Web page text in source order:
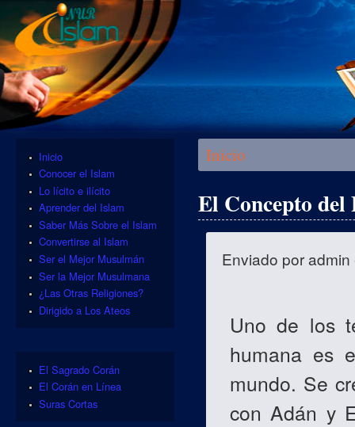
Se encuentra usted aquí
Inicio
El Concepto del
Enviado poradmin
Uno de los
humana es
mundo. Se
con Adán y
Inicio
Conocer el Islam
Lo lícito e ilícito
Aprender del Islam
Saber Más Sobre el Islam
Convertirse al Islam
Ser el Mejor Musulmán
Ser la Mejor Musulmana
¿Las Otras Religiones?
Dirigido a Los Ateos
El Sagrado Corán
El Corán en Línea
Suras Cortas